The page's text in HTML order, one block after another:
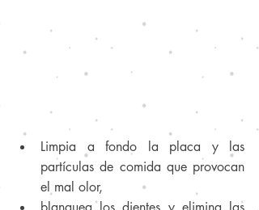
Limpia a fondo la placa y las
partículas de comida que provocan
el mal olor,